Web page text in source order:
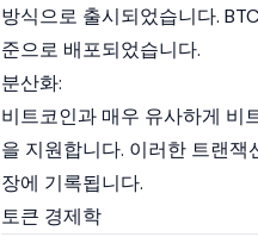
방식으로 출시되었습니다.
준으로 배포되었습니다.
분산화:
비트코인과 매우 유사하게 비
을 지원합니다. 이러한 트랜
장에 기록됩니다.
토큰 경제학